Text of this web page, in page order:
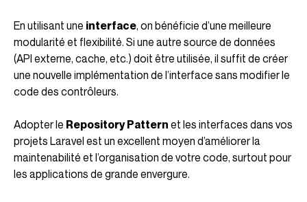
En utilisant une interface, on bénéficie d’une meilleure
modularité et flexibilité. Si une autre source de données
(API externe, cache, etc.) doit être utilisée, il suffit de créer
une nouvelle implémentation de l’interface sans modifier le
code des contrôleurs.
Adopter le Repository Pattern et les interfaces dans vos
projets Laravel est un excellent moyen d’améliorer la
maintenabilité et l’organisation de votre code, surtout pour
les applications de grande envergure.